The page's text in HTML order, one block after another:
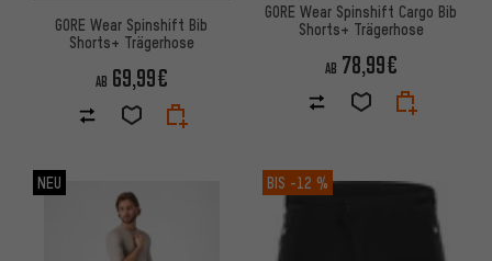
GORE Wear Spinshift Bib
Shorts+ Trägerhose
AB 69,99€
GORE Wear Spinshift Cargo Bib
Shorts+ Trägerhose
AB 78,99€
NEU BIS -12 %